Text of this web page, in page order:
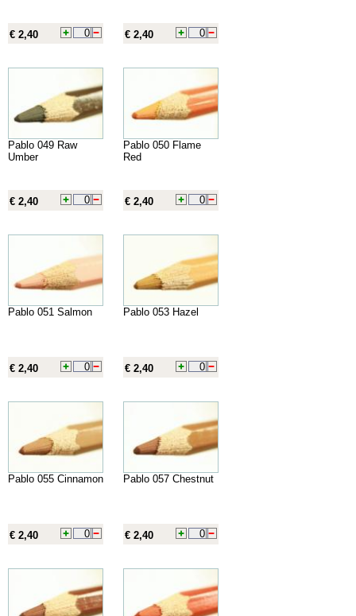
€ 2,40 € 2,40
Pablo 049 Raw
Umber
€ 2,40
Pablo 050 Flame
Red
€ 2,40
Pablo 051 Salmon
€ 2,40
Pablo 053 Hazel
€ 2,40
Pablo 055 Cinnamon
€ 2,40
Pablo 057 Chestnut
€ 2,40